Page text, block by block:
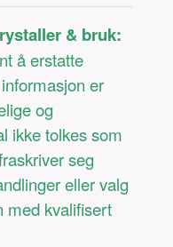
& bruk:
å erstatte
er
og
ikke tolkes som
seg
eller valg
med kvalifisert